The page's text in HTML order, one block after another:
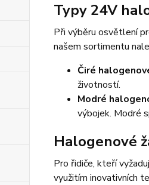
Typy 24V
Při výběru osvětlení
našem sortimentu
Čiré
životností.
Modré
výbojek. Modré
Halogenové
Pro řidiče, kteří
využitím inovativních